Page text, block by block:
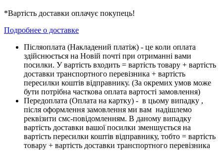
*Вартість доставки оплачує покупець!
Подробнее о доставке
Піcляоплата (Накладений платіж) - це коли оплата
здійснюється на Новій почті при отриманні вами
посилки. У вартість входить = вартість товару + вартість
доставки транспортного перевізника + вартість
пересилки коштів відправнику. (За окремих умов може
бути потрібна часткова оплата вартості замовлення)
Передоплата (Оплата на картку) - в цьому випадку ,
після оформлення замовлення ми вам надішлемо
реквізити смс-повідомленням. В даному випадку
вартість доставки вашої посилки зменшується на
вартість пересилки коштів відправнику, тобто = вартість
товару + вартість доставки транспортного перевізника